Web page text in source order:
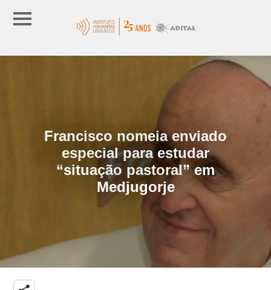
Francisco nomeia enviado
especial para estudar
“situação pastoral” em
Medjugorje